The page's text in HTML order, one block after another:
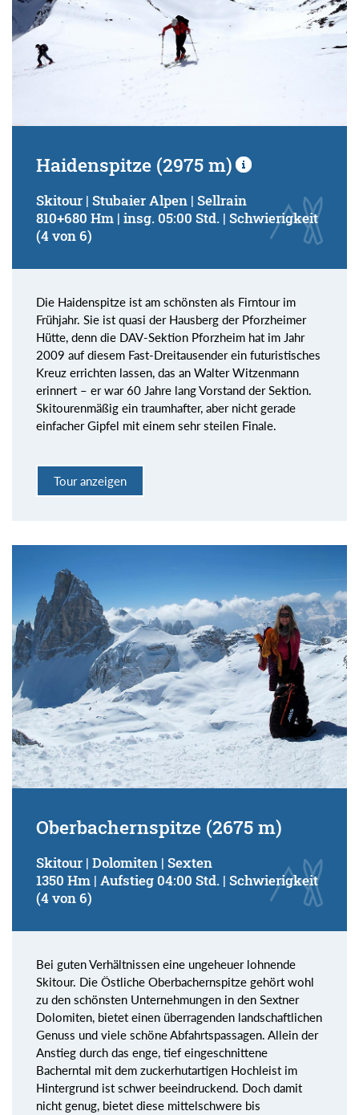
Haidenspitze (2975 m)
Skitour | Stubaier Alpen | Sellrain
810+680 Hm | insg. 05:00 Std. | Schwierigkeit
(4 von 6)
Die Haidenspitze ist am schönsten als Firntour im
Frühjahr. Sie ist quasi der Hausberg der Pforzheimer
Hütte, denn die DAV-Sektion Pforzheim hat im Jahr
2009 auf diesem Fast-Dreitausender ein futuristisches
Kreuz errichten lassen, das an Walter Witzenmann
erinnert – er war 60 Jahre lang Vorstand der Sektion.
Skitourenmäßig ein traumhafter, aber nicht gerade
einfacher Gipfel mit einem sehr steilen Finale.
Tour anzeigen
Oberbachernspitze (2675 m)
Skitour | Dolomiten | Sexten
1350 Hm | Aufstieg 04:00 Std. | Schwierigkeit
(4 von 6)
Bei guten Verhältnissen eine ungeheuer lohnende
Skitour. Die Östliche Oberbachernspitze gehört wohl
zu den schönsten Unternehmungen in den Sextner
Dolomiten, bietet einen überragenden landschaftlichen
Genuss und viele schöne Abfahrtspassagen. Allein der
Anstieg durch das enge, tief eingeschnittene
Bacherntal mit dem zuckerhutartigen Hochleist im
Hintergrund ist schwer beeindruckend. Doch damit
nicht genug, bietet diese mittelschwere bis